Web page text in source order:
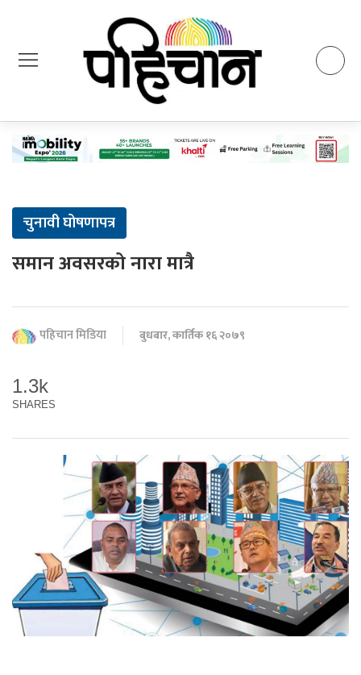
चुनावी घोषणापत्र
समान अवसरको नारा मात्रै
पहिचान मिडिया बुधबार, कार्तिक १६ २०७९
1.3k
SHARES